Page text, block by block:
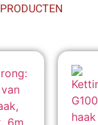
PRODUCTEN